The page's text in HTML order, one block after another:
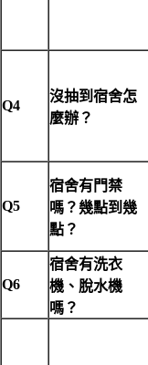
Q4
沒抽到宿舍怎
麼辦？
Q5
宿舍有門禁
嗎？幾點到幾
點？
Q6
宿舍有洗衣
機、脫水機
嗎？